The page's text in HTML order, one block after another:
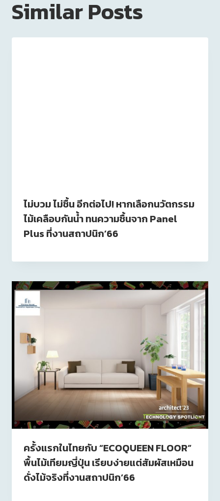
Similar Posts
ไม่บวม ไม่ชื้น อีกต่อไป! หากเลือกนวัตกรรม
ไม้เคลือบกันน้ำ ทนความชื้นจาก Panel
Plus ที่งานสถาปนิก’66
ครั้งแรกในไทยกับ “ECOQUEEN FLOOR”
พื้นไม้เทียมญี่ปุ่น เรียบง่ายแต่สัมผัสเหมือน
ดั่งไม้จริงที่งานสถาปนิก’66